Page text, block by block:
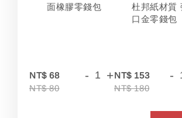
面橡膠零錢包
NT$ 68
NT$ 80
- +
杜邦紙材質
口金零錢包
NT$ 153
NT$ 180
-